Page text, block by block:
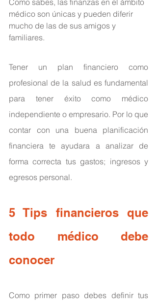
médico son únicas y pueden diferir
mucho de las de sus amigos y
familiares.
Tener un plan financiero como
profesional de la salud es fundamental
para tener éxito como médico
independiente o empresario. Por lo que
contar con una buena planificación
financiera te ayudara a analizar de
forma correcta tus gastos; ingresos y
egresos personal.
5 Tips financieros que
todo médico debe
conocer
Como primer paso debes definir tus